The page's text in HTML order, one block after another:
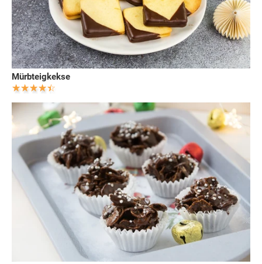
Mürbteigkekse